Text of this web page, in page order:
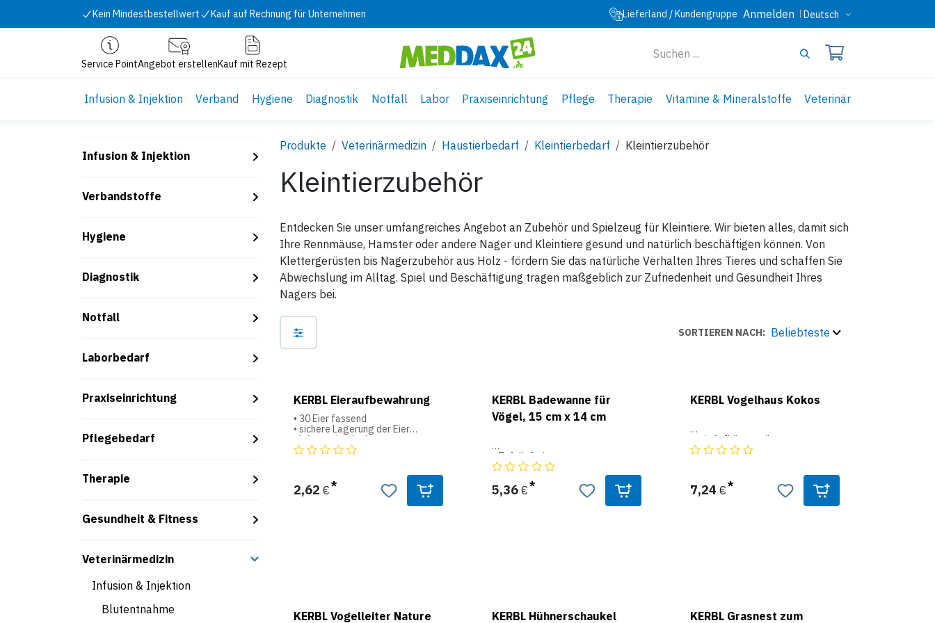
Kein Mindestbestellwert Kauf auf Rechnung für Unternehmen Lieferland / Kundengruppe Anmelden Deutsch
Service PointAngebot erstellenKauf mit Rezept
Infusion & Injektion Verband Hygiene Diagnostik Notfall Labor Praxiseinrichtung Pflege Therapie Vitamine & Mineralstoffe Veterinär
Infusion & Injektion
Verbandstoffe
Hygiene
Diagnostik
Notfall
Laborbedarf
Praxiseinrichtung
Pflegebedarf
Therapie
Gesundheit & Fitness
Veterinärmedizin
Infusion & Injektion
Blutentnahme
Produkte Veterinärmedizin Haustierbedarf Kleintierbedarf Kleintierzubehör
Kleintierzubehör
Entdecken Sie unser umfangreiches Angebot an Zubehör und Spielzeug für Kleintiere. Wir bieten alles, damit sich
Ihre Rennmäuse, Hamster oder andere Nager und Kleintiere gesund und natürlich beschäftigen können. Von
Klettergerüsten bis Nagerzubehör aus Holz - fördern Sie das natürliche Verhalten Ihres Tieres und schaffen Sie
Abwechslung im Alltag. Spiel und Beschäftigung tragen maßgeblich zur Zufriedenheit und Gesundheit Ihres
Nagers bei.
SORTIEREN NACH: Beliebteste
KERBL Eieraufbewahrung
• 30 Eier fassend
• sichere Lagerung der Eier
• lebensmittelecht
2,62 €
KERBL Badewanne für
Vögel, 15 cm x 14 cm
- Zufallsfarbe
- Material: Kunststoff
5,36 €
KERBL Vogelhaus Kokos
- mit Aufhängeseil
7,24 €
KERBL Vogelleiter Nature KERBL Hühnerschaukel
KERBL Grasnest zum